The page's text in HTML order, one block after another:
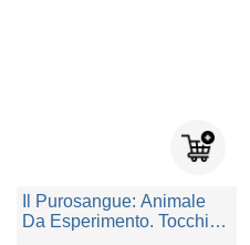
Il Purosangue: Animale
Da Esperimento. Tocchi In